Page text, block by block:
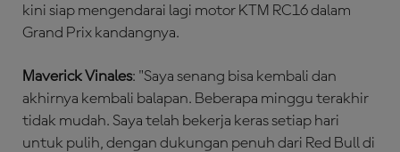
kini siap mengendarai lagi motor KTM RC16 dalam
Grand Prix kandangnya.
Maverick Vinales: "Saya senang bisa kembali dan
akhirnya kembali balapan. Beberapa minggu terakhir
tidak mudah. ​​Saya telah bekerja keras setiap hari
untuk pulih, dengan dukungan penuh dari Red Bull di